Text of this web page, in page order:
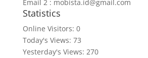
Email 2 : mobista.id@gmail.com
Statistics
Online Visitors: 0
Today's Views: 73
Yesterday's Views: 270